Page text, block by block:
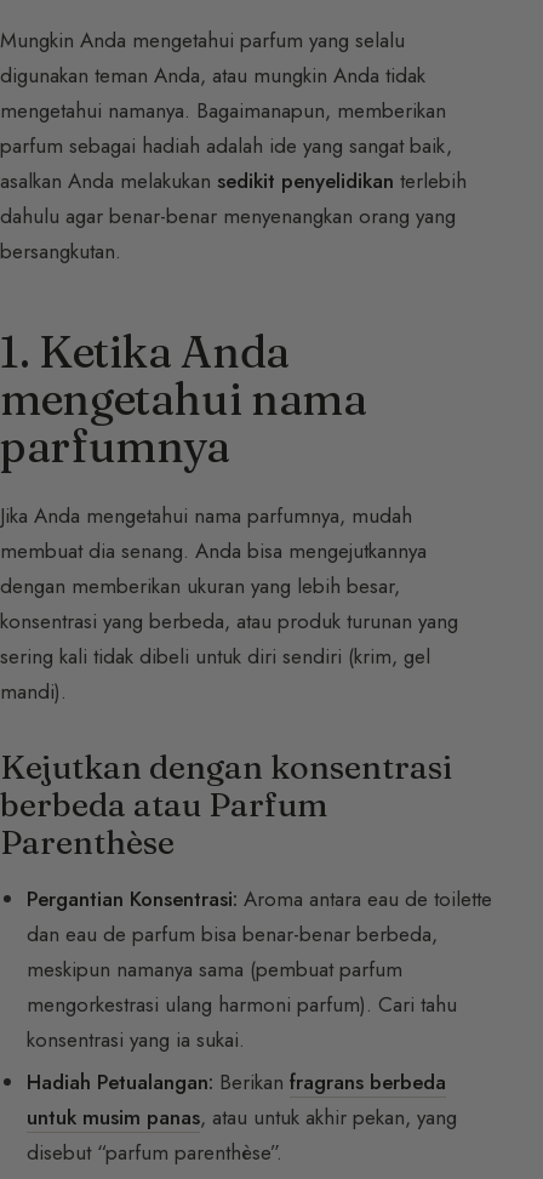
Mungkin Anda mengetahui parfum yang selalu
digunakan teman Anda, atau mungkin Anda tidak
mengetahui namanya. Bagaimanapun, memberikan
parfum sebagai hadiah adalah ide yang sangat baik,
asalkan Anda melakukan sedikit penyelidikan terlebih
dahulu agar benar-benar menyenangkan orang yang
bersangkutan.
1. Ketika Anda
mengetahui nama
parfumnya
Jika Anda mengetahui nama parfumnya, mudah
membuat dia senang. Anda bisa mengejutkannya
dengan memberikan ukuran yang lebih besar,
konsentrasi yang berbeda, atau produk turunan yang
sering kali tidak dibeli untuk diri sendiri (krim, gel
mandi).
Kejutkan dengan konsentrasi
berbeda atau Parfum
Parenthèse
Pergantian Konsentrasi: Aroma antara eau de toilette
dan eau de parfum bisa benar-benar berbeda,
meskipun namanya sama (pembuat parfum
mengorkestrasi ulang harmoni parfum). Cari tahu
konsentrasi yang ia sukai.
Hadiah Petualangan: Berikanfragrans berbeda
untuk musim panas, atau untuk akhir pekan, yang
disebut “parfum parenthèse”.